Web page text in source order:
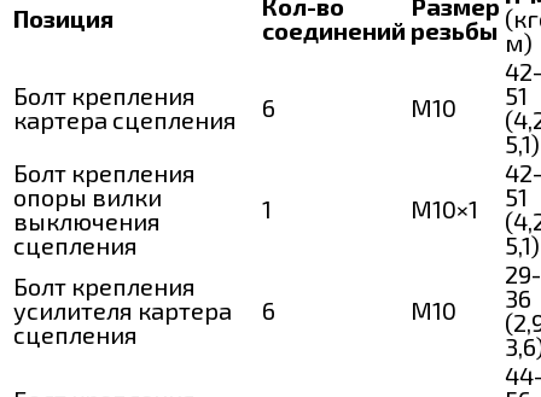
Позиция
Кол-во
соединений
Размер
резьбы м)
Болт крепления
картера сцепления
6 М10
42-
51
5,1)
Болт крепления
опоры вилки
выключения
сцепления
1 М10×1
42-
51
5,1)
Болт крепления
усилителя картера
сцепления
6 M10
29-
36